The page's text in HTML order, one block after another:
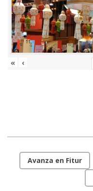
« ‹
Avanza en Fitur